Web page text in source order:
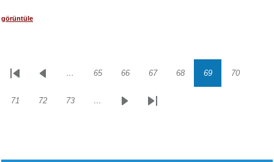
görüntüle
Sayfalama
İlk
Önceki… Sayfa
65 Sayfa
66 Sayfa
67 Sayfa
68 Sayfa
69 Sayfa
70
Sayfa
71 Sayfa
72 Sayfa
73 …
SonrakiSon